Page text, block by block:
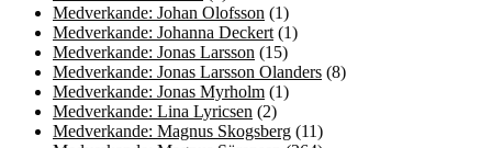
Medverkande: Johan Olofsson (1)
Medverkande: Johanna Deckert (1)
Medverkande: Jonas Larsson (15)
Medverkande: Jonas Larsson Olanders (8)
Medverkande: Jonas Myrholm (1)
Medverkande: Lina Lyricsen (2)
Medverkande: Magnus Skogsberg (11)